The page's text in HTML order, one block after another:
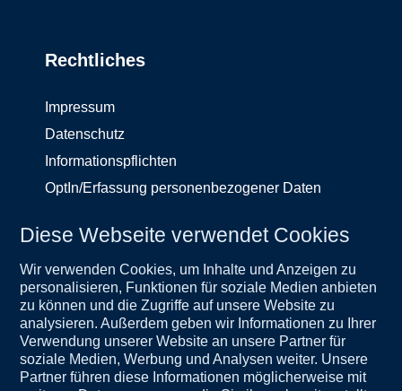
Diese Webseite verwendet Cookies
Wir verwenden Cookies, um Inhalte und Anzeigen zu
personalisieren, Funktionen für soziale Medien anbieten
zu können und die Zugriffe auf unsere Website zu
analysieren. Außerdem geben wir Informationen zu Ihrer
Verwendung unserer Website an unsere Partner für
soziale Medien, Werbung und Analysen weiter. Unsere
Partner führen diese Informationen möglicherweise mit
Rechtliches
Impressum
Datenschutz
Informationspflichten
OptIn/Erfassung personenbezogener Daten
Service
Wichtige Informationen
Unternehmen
Kontakt
Weltweit